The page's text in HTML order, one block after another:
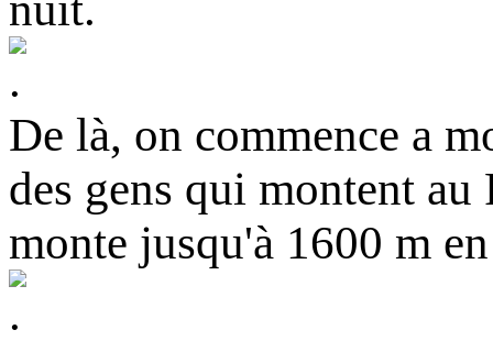
De là, on commence a
des gens qui montent
monte jusqu'à 1600 m